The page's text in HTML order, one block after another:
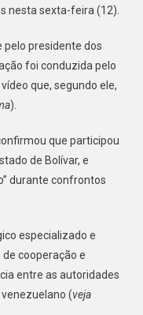
Do
De
Aragua
nesta sexta-feira (12).
presidente dos
foi conduzida pelo
que, segundo ele,
).
que participou
de Bolívar, e
durante confrontos
especializado e
cooperação e
entre as autoridades
(veja